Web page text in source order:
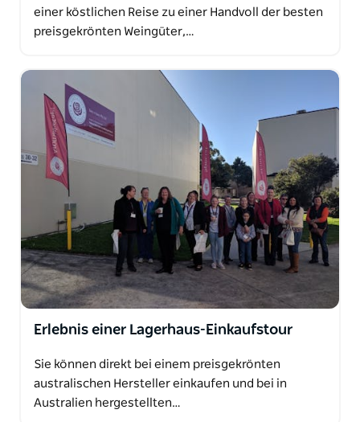
einer köstlichen Reise zu einer Handvoll der besten
preisgekrönten Weingüter,…
Erlebnis einer Lagerhaus-Einkaufstour
Sie können direkt bei einem preisgekrönten
australischen Hersteller einkaufen und bei in
Australien hergestellten…